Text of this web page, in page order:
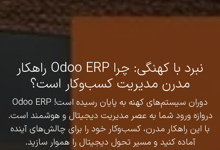
نبرد با کهنگی: چرا Odoo ERP راهکار
مدرن مدیریت کسب‌وکار است؟
دوران سیستم‌های کهنه به پایان رسیده است! Odoo ERP
دروازه ورود شما به عصر مدیریت دیجیتال و هوشمند است.
با این راهکار مدرن، کسب‌وکار خود را برای چالش‌های آینده
آماده کنید و مسیر تحول دیجیتال را هموار سازید.